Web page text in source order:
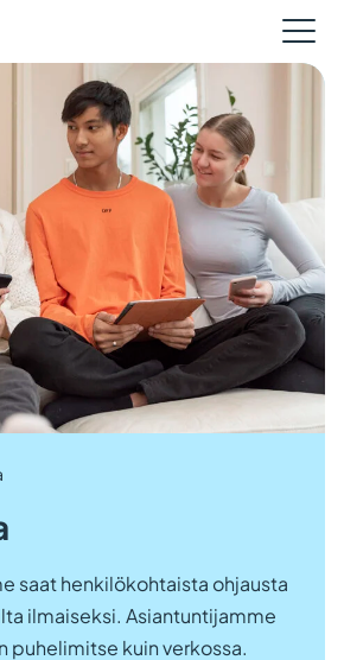
saat henkilökohtaista ohjausta
ilmaiseksi. Asiantuntijamme
puhelimitse kuin verkossa.